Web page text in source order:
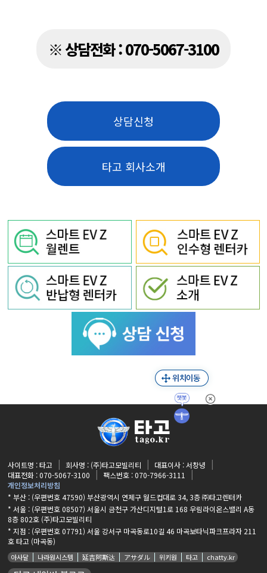
※ 상담전화 : 070-5067-3100
상담신청
타고 회사소개
사이트명 : 타고 회사명 : (주)타고모빌리티
대표이사 : 서창녕
대표전화 : 070-5067-3100
팩스번호 : 070-7966-3111
개인정보처리방침
* 부산 : (우편번호 47590) 부산광역시 연제구 월드컵대로 34, 3층 ㈜타고렌터카
* 서울 : (우편번호 08507) 서울시 금천구 가산디지털1로 168 우림라이온스밸리 A동
8층 802호 (주)타고모빌리티
* 지점 : (우편번호 07791) 서울 강서구 마곡동로10길 46 마곡보타닉파크프라자 211
호 타고 (마곡동)
아사달 나라원시스템 延吉阿斯达 アサダル 위키원 타고 chatty.kr